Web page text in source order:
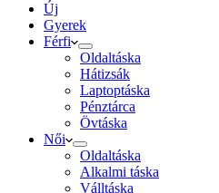
Új
Gyerek
Férfi
Oldaltáska
Hátizsák
Laptoptáska
Pénztárca
Övtáska
Női
Oldaltáska
Alkalmi táska
Válltáska